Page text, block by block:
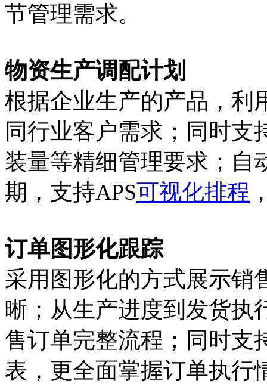
节管理需求。
物资生产调配计划
根据企业生产的产品，利
同行业客户需求；同时支
装量等精细管理要求；自
期，支持APS可视化排程
订单图形化跟踪
采用图形化的方式展示销
晰；从生产进度到发货执
售订单完整流程；同时支
表，更全面掌握订单执行